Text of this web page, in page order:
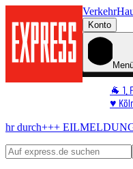
Verkehr
Konto
🐐 1.
♥️
🏆
+++